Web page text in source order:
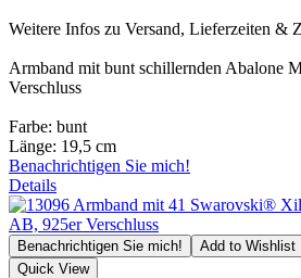
Weitere Infos zu Versand, Lieferzeiten &
Armband mit bunt schillernden Abalone
Verschluss
Farbe: bunt
Länge: 19,5 cm
Benachrichtigen Sie mich!
Details
Benachrichtigen Sie mich! Add to Wishlist
Quick View